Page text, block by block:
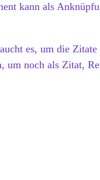
kann als
es, um die Zitate
noch als Zitat,